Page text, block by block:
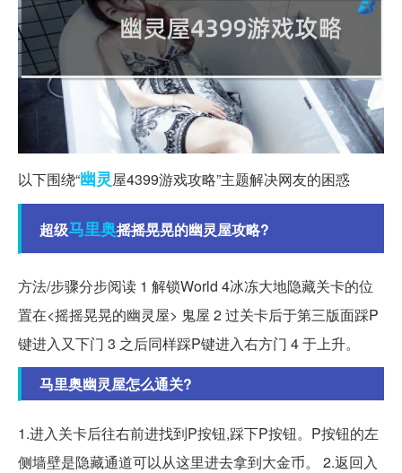
以下围绕“幽灵屋4399游戏攻略”主题解决网友的困惑
超级马里奥摇摇晃晃的幽灵屋攻略?
方法/步骤分步阅读 1 解锁World 4冰冻大地隐藏关卡的位
置在<摇摇晃晃的幽灵屋> 鬼屋 2 过关卡后于第三版面踩P
键进入又下门 3 之后同样踩P键进入右方门 4 于上升。
马里奥幽灵屋怎么通关?
1.进入关卡后往右前进找到P按钮,踩下P按钮。P按钮的左
侧墙壁是隐藏通道可以从这里进去拿到大金币。 2.返回入